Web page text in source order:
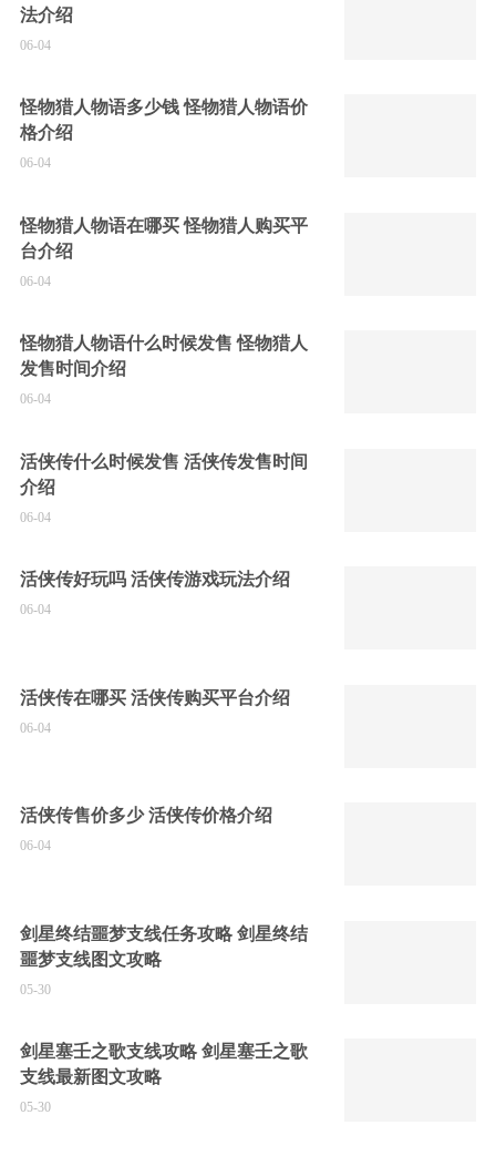
法介绍
06-04
怪物猎人物语多少钱 怪物猎人物语价
格介绍
06-04
怪物猎人物语在哪买 怪物猎人购买平
台介绍
06-04
怪物猎人物语什么时候发售 怪物猎人
发售时间介绍
06-04
活侠传什么时候发售 活侠传发售时间
介绍
06-04
活侠传好玩吗 活侠传游戏玩法介绍
06-04
活侠传在哪买 活侠传购买平台介绍
06-04
活侠传售价多少 活侠传价格介绍
06-04
剑星终结噩梦支线任务攻略 剑星终结
噩梦支线图文攻略
05-30
剑星塞壬之歌支线攻略 剑星塞壬之歌
支线最新图文攻略
05-30